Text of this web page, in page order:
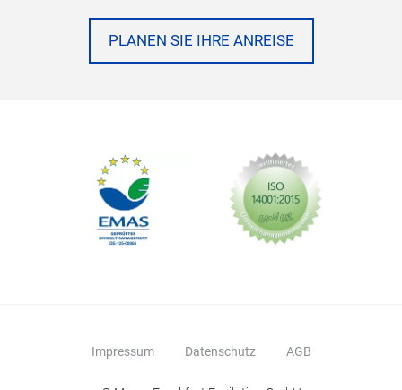
PLANEN SIE IHRE ANREISE
Impressum Datenschutz AGB